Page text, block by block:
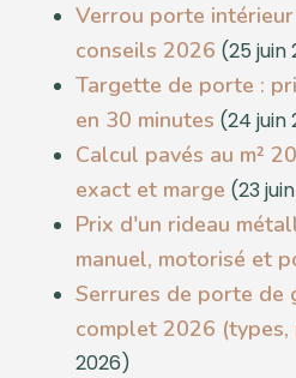
Verrou porte
conseils 2026 (25 juin
Targette de porte :
en 30 minutes (24 juin
Calcul pavés au m²
exact et marge (23
Prix d'un rideau
manuel, motorisé et
Serrures de porte de
complet 2026 (types,
2026)